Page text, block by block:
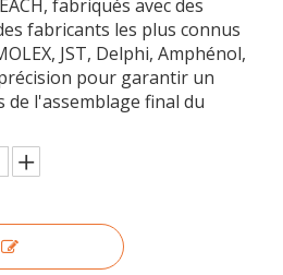
Câble de matériel médical de faisceau de câbles de commande industrielle Faisceau de câbles industriel métier à tisser de câbles de commande électrique personnalisé
fabriqués avec des
fabricants les plus connus
JST, Delphi, Amphénol,
pour garantir un
l'assemblage final du